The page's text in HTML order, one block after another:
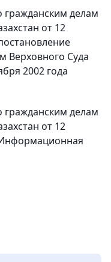
гражданским делам
от 12
Верховного Суда
2002 года
гражданским делам
от 12